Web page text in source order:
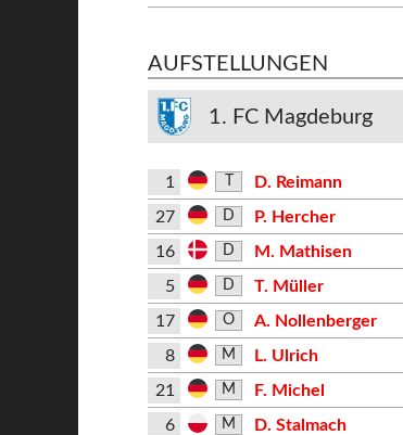
AUFSTELLUNGEN
1. FC Magdeburg
1
D. Reimann
27
D P. Hercher
16 D
M. Mathisen
5
D T. Müller
17 O
A. Nollenberger
8
M
L. Ulrich
21
M
F. Michel
6
M D. Stalmach